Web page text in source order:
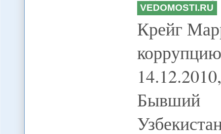
VEDOMOSTI.RU
Крейг
Бывший